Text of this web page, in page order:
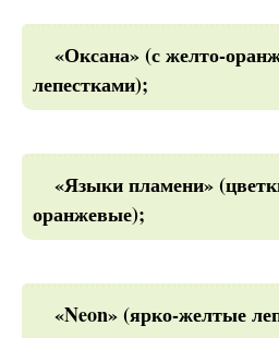
«Оксана» (с желто-
лепестками);
«Языки пламени»
оранжевые);
«Neon» (ярко-желтые